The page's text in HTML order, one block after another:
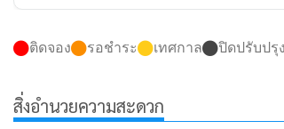
ติดจอง รอชำระ เทศกาล ปิดปรับปรุง
สิ่งอำนวยความสะดวก